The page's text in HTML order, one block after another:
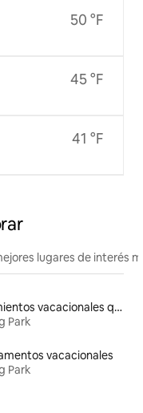
50 °F
45 °F
41 °F
lugares de interés
Alojamientos vacacionales que admiten mascotas
Park
vacacionales
Park